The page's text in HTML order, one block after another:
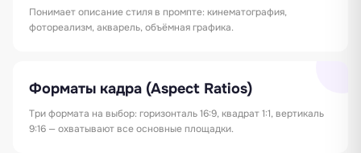
Понимает описание стиля в промпте: кинематография,
фотореализм, акварель, объёмная графика.
Форматы кадра (Aspect Ratios)
Три формата на выбор: горизонталь 16:9, квадрат 1:1, вертикаль
9:16 — охватывают все основные площадки.